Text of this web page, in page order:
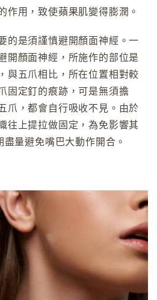
作用，致使蘋果肌變得膨潤。
的是須謹慎避開顏面神經。一
開顏面神經，所施作的部位是
與五爪相比，所在位置相對較
固定釘的痕跡，可是無須擔
爪，都會自行吸收不見。由於
往上提拉做固定，為免影響其
量避免嘴巴大動作開合。